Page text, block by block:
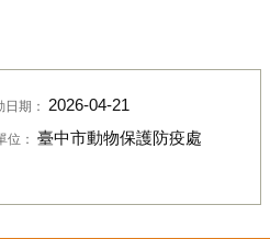
日期： 2026-04-21
位： 臺中市動物保護防疫處